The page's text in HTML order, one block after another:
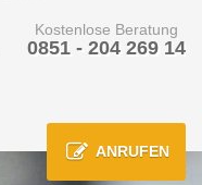
Kostenlose Beratung
0851 - 204 269 14
ANRUFEN